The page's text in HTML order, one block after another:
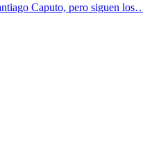
Caputo, pero siguen